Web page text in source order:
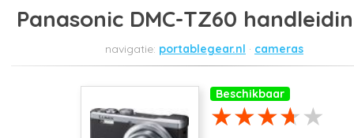
Panasonic DMC-TZ60
portablegear.nl cameras
Beschikbaar